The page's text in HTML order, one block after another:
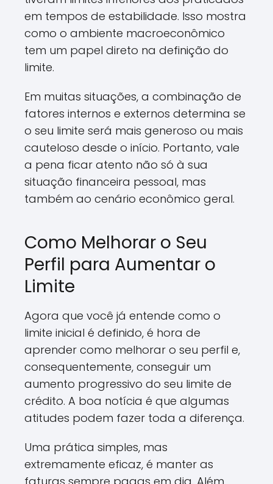
em tempos de estabilidade. Isso mostra
como o ambiente macroeconômico
tem um papel direto na definição do
limite.
Em muitas situações, a combinação de
fatores internos e externos determina se
o seu limite será mais generoso ou mais
cauteloso desde o início. Portanto, vale
a pena ficar atento não só à sua
situação financeira pessoal, mas
também ao cenário econômico geral.
Como Melhorar o Seu
Perfil para Aumentar o
Limite
Agora que você já entende como o
limite inicial é definido, é hora de
aprender como melhorar o seu perfil e,
consequentemente, conseguir um
aumento progressivo do seu limite de
crédito. A boa notícia é que algumas
atitudes podem fazer toda a diferença.
Uma prática simples, mas
extremamente eficaz, é manter as